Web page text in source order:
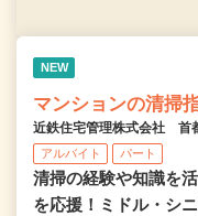
NEW
マンションの清掃
近鉄住宅管理株式会社 首
アルバイト パート
清掃の経験や知識を
を応援！ミドル・シ